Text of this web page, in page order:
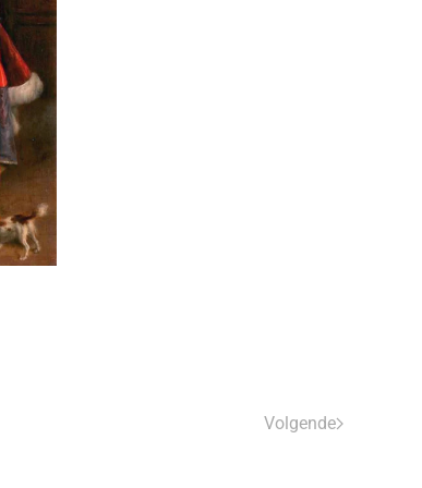
Volgende